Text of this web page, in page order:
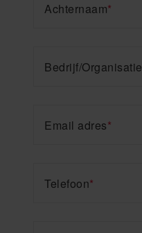
*
Achternaam
Bedrijf/Organisatie
*
Email adres
*
Telefoon